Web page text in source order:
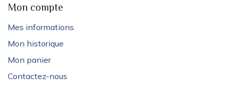
Mon compte
Mes informations
Mon historique
Mon panier
Contactez-nous